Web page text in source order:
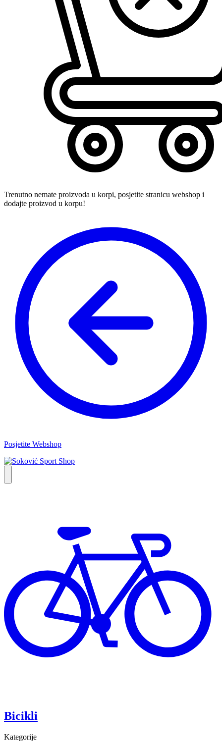
Trenutno nemate proizvoda u korpi, posjetite stranicu webshop i
dodajte proizvod u korpu!
Posjetite Webshop
Bicikli
Kategorije